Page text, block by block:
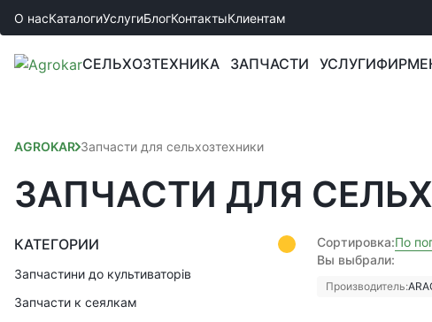
О насКаталогиУслугиБлогКонтактыКлиентам
СЕЛЬХОЗТЕХНИКА ЗАПЧАСТИ УСЛУГИ
AGROKAR Запчасти для сельхозтехники
ЗАПЧАСТИ ДЛЯ
КАТЕГОРИИ
Запчастини до культиваторів
Запчасти к сеялкам
Сортировка:По
Вы выбрали:
Производитель: